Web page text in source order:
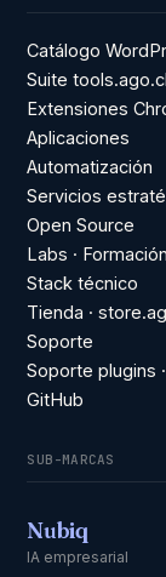
Catálogo
Suite
Extensiones
Aplicaciones
Automatización
Servicios
Open Source
Labs · Formación
Stack técnico
Tienda ·
Soporte
Soporte plugins
GitHub
SUB-MARCAS
Nubiq
IA empresarial